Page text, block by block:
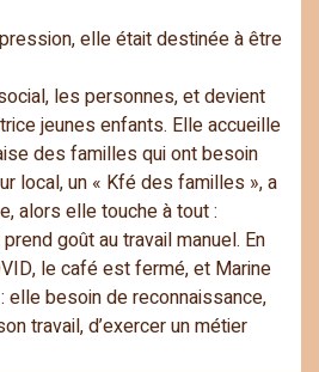
elle était destinée à être
les personnes, et devient
jeunes enfants. Elle accueille
des familles qui ont besoin
local, un « Kfé des familles », a
alors elle touche à tout :
goût au travail manuel. En
le café est fermé, et Marine
elle besoin de reconnaissance,
travail, d’exercer un métier